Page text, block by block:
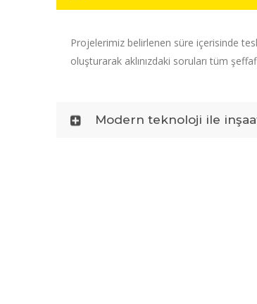
Projelerimiz belirlenen süre içerisinde
oluşturarak aklınızdaki soruları tüm
Modern teknoloji ile